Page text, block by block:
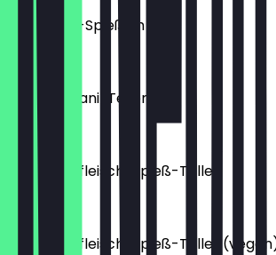
Lammfilet-Spieß im Brot
17,50 €
Djudje Soltani-Teller
20,50 €
Hähnchenfleisch-Spieß-Teller
Hähnchenfleisch-Spieß-Teller